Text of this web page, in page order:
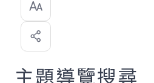
選
喜
歡
主題導覽搜尋